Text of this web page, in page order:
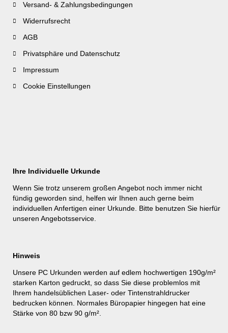
Versand- & Zahlungsbedingungen
Widerrufsrecht
AGB
Privatsphäre und Datenschutz
Impressum
Cookie Einstellungen
Ihre Individuelle Urkunde
Wenn Sie trotz unserem großen Angebot noch immer nicht
fündig geworden sind, helfen wir Ihnen auch gerne beim
individuellen Anfertigen einer Urkunde. Bitte benutzen Sie hierfür
unseren Angebotsservice
Hinweis
Unsere PC Urkunden werden auf edlem hochwertigen 190g/m²
starken Karton gedruckt, so dass Sie diese problemlos mit
Ihrem handelsüblichen Laser- oder Tintenstrahldrucker
bedrucken können. Normales Büropapier hingegen hat eine
Stärke von 80 bzw 90 g/m².